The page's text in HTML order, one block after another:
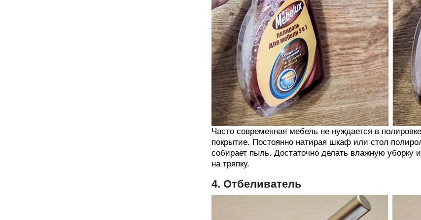
Часто современная мебель не нуждается в
покрытие. Постоянно натирая шкаф или стол
собирает пыль. Достаточно делать влажную уборку
на тряпку.
4. Отбеливатель